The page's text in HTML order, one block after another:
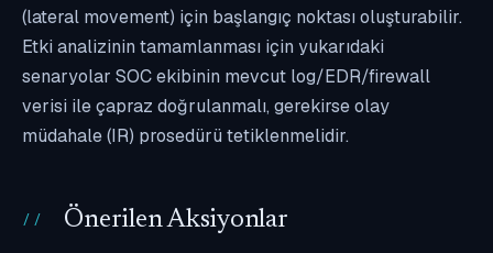
(lateral movement) için başlangıç noktası oluşturabilir.
Etki analizinin tamamlanması için yukarıdaki
senaryolar SOC ekibinin mevcut log/EDR/firewall
verisi ile çapraz doğrulanmalı, gerekirse olay
müdahale (IR) prosedürü tetiklenmelidir.
Önerilen Aksiyonlar